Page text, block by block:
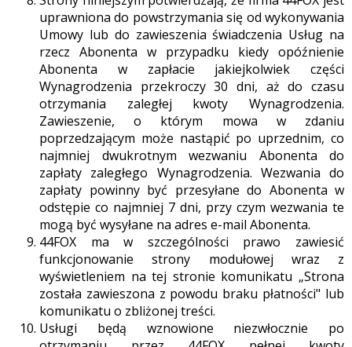
uprawniona do powstrzymania się od wykonywania
Umowy lub do zawieszenia świadczenia Usług na
rzecz Abonenta w przypadku kiedy opóźnienie
Abonenta w zapłacie jakiejkolwiek części
Wynagrodzenia przekroczy 30 dni, aż do czasu
otrzymania zaległej kwoty Wynagrodzenia.
Zawieszenie, o którym mowa w zdaniu
poprzedzającym może nastąpić po uprzednim, co
najmniej dwukrotnym wezwaniu Abonenta do
zapłaty zaległego Wynagrodzenia. Wezwania do
zapłaty powinny być przesyłane do Abonenta w
odstępie co najmniej 7 dni, przy czym wezwania te
mogą być wysyłane na adres e-mail Abonenta.
44FOX ma w szczególności prawo zawiesić
funkcjonowanie strony modułowej wraz z
wyświetleniem na tej stronie komunikatu „Strona
została zawieszona z powodu braku płatności" lub
komunikatu o zbliżonej treści.
Usługi będą wznowione niezwłocznie po